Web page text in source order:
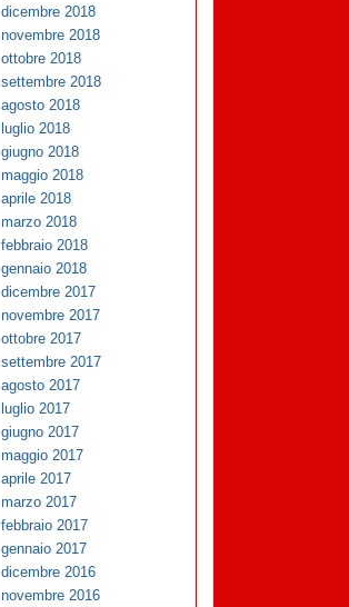
dicembre 2018
novembre 2018
ottobre 2018
settembre 2018
agosto 2018
luglio 2018
giugno 2018
maggio 2018
aprile 2018
marzo 2018
febbraio 2018
gennaio 2018
dicembre 2017
novembre 2017
ottobre 2017
settembre 2017
agosto 2017
luglio 2017
giugno 2017
maggio 2017
aprile 2017
marzo 2017
febbraio 2017
gennaio 2017
dicembre 2016
novembre 2016